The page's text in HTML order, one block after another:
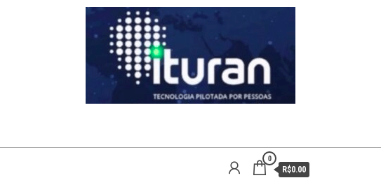
0
R$0.00